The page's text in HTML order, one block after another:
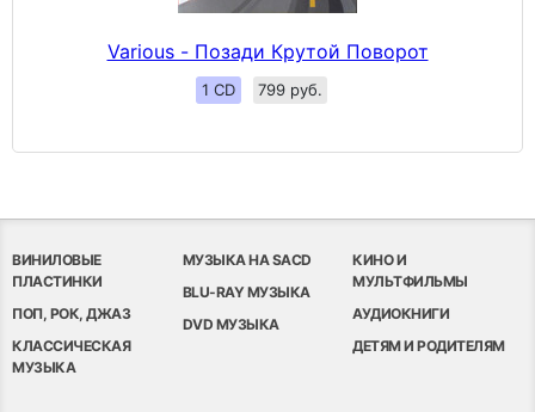
Various - Позади Крутой Поворот
1 CD 799 руб.
ВИНИЛОВЫЕ
ПЛАСТИНКИ
ПОП, РОК, ДЖАЗ
КЛАССИЧЕСКАЯ
МУЗЫКА
МУЗЫКА НА SACD
BLU-RAY МУЗЫКА
DVD МУЗЫКА
КИНО И
МУЛЬТФИЛЬМЫ
АУДИОКНИГИ
ДЕТЯМ И РОДИТЕЛЯМ